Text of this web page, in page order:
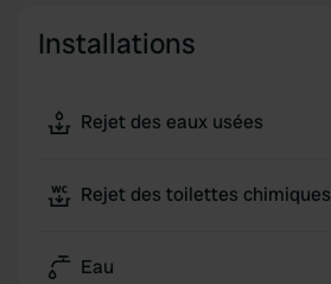
Installations
Rejet des eaux usées
Rejet des toilettes chimiques
Eau